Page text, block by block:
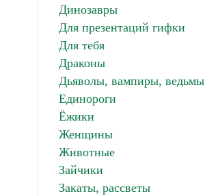
Динозавры
Для презентаций гифки
Для тебя
Драконы
Дьяволы, вампиры, ведьмы
Единороги
Ёжики
Женщины
Животные
Зайчики
Закаты, рассветы